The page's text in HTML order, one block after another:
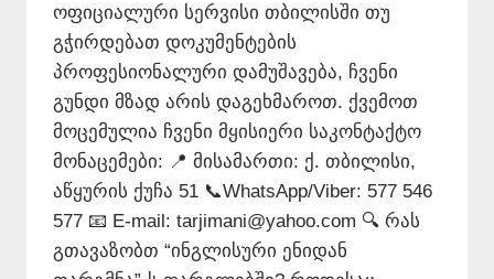
ოფიციალური სერვისი თბილისში თუ
გჭირდებათ დოკუმენტების
პროფესიონალური დამუშავება, ჩვენი
გუნდი მზად არის დაგეხმაროთ. ქვემოთ
მოცემულია ჩვენი მყისიერი საკონტაქტო
მონაცემები: 📍 მისამართი: ქ. თბილისი,
აწყურის ქუჩა 51 📞WhatsApp/Viber: 577 546
577 📧 E-mail: tarjimani@yahoo.com 🔍 რას
გთავაზობთ “ინგლისური ენიდან